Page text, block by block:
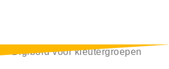
Digibord voor kleutergroepen